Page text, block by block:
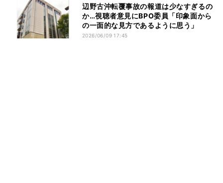
辺野古沖転覆事故の報道は少なすぎるの
か…視聴者意見にBPO委員「印象面から
の一面的な見方であるように思う」
2026/06/09 17:45